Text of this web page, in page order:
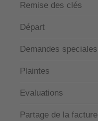
Remise des clés
Départ
Demandes speciales
Plaintes
Evaluations
Partage de la facture